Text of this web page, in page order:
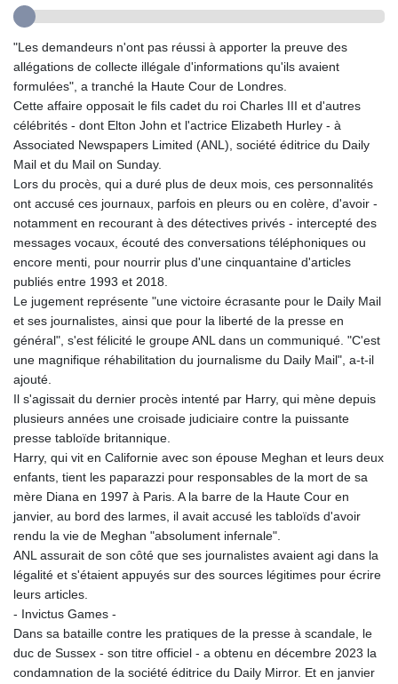
GNF 10123.874202
GTQ 8.794891
GYD 241.157003
HKD 9.066767
HNL 30.895616
HRK 7.536622
HTG 150.718127
HUF 363.096405
ILS 3.468234
IMP 0.8566
INR 110.076256
IQD 1509.981237
IRR
ISK 142.598215
JEP 0.8566
JMD 183.057725
JOD 0.819746
KES 149.158147
KGS 101.104505
KMF 492.514185
KRW 1627.677557
KWD 0.356853
KYD 0.960588
KZT 540.233287
LAK 26025.676609
LBP
LRD 208.057415
LSL 18.726567
LTL 3.413768
"Les demandeurs n'ont pas réussi à apporter la preuve des
allégations de collecte illégale d'informations qu'ils avaient
formulées", a tranché la Haute Cour de Londres.
Cette affaire opposait le fils cadet du roi Charles III et d'autres
célébrités - dont Elton John et l'actrice Elizabeth Hurley - à
Associated Newspapers Limited (ANL), société éditrice du Daily
Mail et du Mail on Sunday.
Lors du procès, qui a duré plus de deux mois, ces personnalités
ont accusé ces journaux, parfois en pleurs ou en colère, d'avoir -
notamment en recourant à des détectives privés - intercepté des
messages vocaux, écouté des conversations téléphoniques ou
encore menti, pour nourrir plus d'une cinquantaine d'articles
publiés entre 1993 et 2018.
Le jugement représente "une victoire écrasante pour le Daily Mail
et ses journalistes, ainsi que pour la liberté de la presse en
général", s'est félicité le groupe ANL dans un communiqué. "C'est
une magnifique réhabilitation du journalisme du Daily Mail", a-t-il
ajouté.
Il s'agissait du dernier procès intenté par Harry, qui mène depuis
plusieurs années une croisade judiciaire contre la puissante
presse tabloïde britannique.
Harry, qui vit en Californie avec son épouse Meghan et leurs deux
enfants, tient les paparazzi pour responsables de la mort de sa
mère Diana en 1997 à Paris. A la barre de la Haute Cour en
janvier, au bord des larmes, il avait accusé les tabloïds d'avoir
rendu la vie de Meghan "absolument infernale".
ANL assurait de son côté que ses journalistes avaient agi dans la
légalité et s'étaient appuyés sur des sources légitimes pour écrire
leurs articles.
- Invictus Games -
Dans sa bataille contre les pratiques de la presse à scandale, le
duc de Sussex - son titre officiel - a obtenu en décembre 2023 la
condamnation de la société éditrice du Daily Mirror. Et en janvier